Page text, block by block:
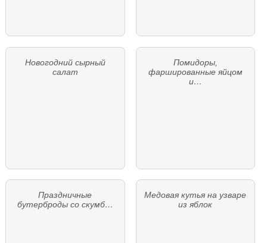
Новогодний сырный
салат
Помидоры,
фаршированные яйцом
и…
Праздничные
бутерброды со скумб…
Медовая кутья на узваре
из яблок